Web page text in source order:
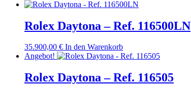
Rolex Daytona – Ref. 116500LN
35.900,00 € In den Warenkorb
Angebot!
Rolex Daytona – Ref. 116505